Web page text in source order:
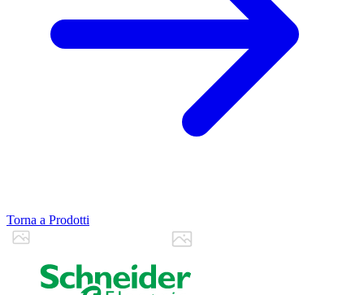
Torna a Prodotti